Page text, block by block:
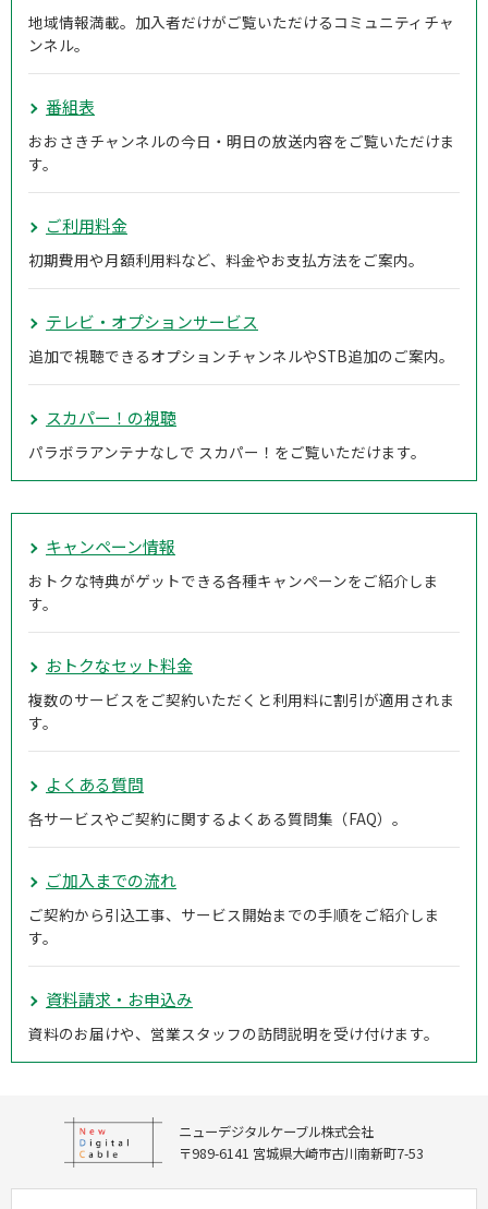
地域情報満載。加入者だけがご覧いただけるコミュニティチャ
ンネル。
番組表
おおさきチャンネルの今日・明日の放送内容をご覧いただけま
す。
ご利用料金
初期費用や月額利用料など、料金やお支払方法をご案内。
テレビ・オプションサービス
追加で視聴できるオプションチャンネルやSTB追加のご案内。
スカパー！の視聴
パラボラアンテナなしで スカパー！をご覧いただけます。
キャンペーン情報
おトクな特典がゲットできる各種キャンペーンをご紹介しま
す。
おトクなセット料金
複数のサービスをご契約いただくと利用料に割引が適用されま
す。
よくある質問
各サービスやご契約に関するよくある質問集（FAQ）。
ご加入までの流れ
ご契約から引込工事、サービス開始までの手順をご紹介しま
す。
資料請求・お申込み
資料のお届けや、営業スタッフの訪問説明を受け付けます。
ニューデジタルケーブル株式会社
〒989-6141 宮城県大崎市古川南新町7-53